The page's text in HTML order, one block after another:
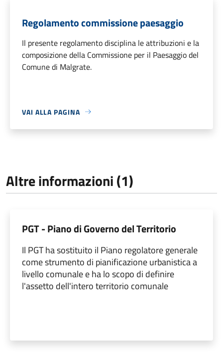
Regolamento commissione paesaggio
Il presente regolamento disciplina le attribuzioni e la
composizione della Commissione per il Paesaggio del
Comune di Malgrate.
VAI ALLA PAGINA
Altre informazioni (1)
PGT - Piano di Governo del Territorio
Il PGT ha sostituito il Piano regolatore generale
come strumento di pianificazione urbanistica a
livello comunale e ha lo scopo di definire
l'assetto dell'intero territorio comunale